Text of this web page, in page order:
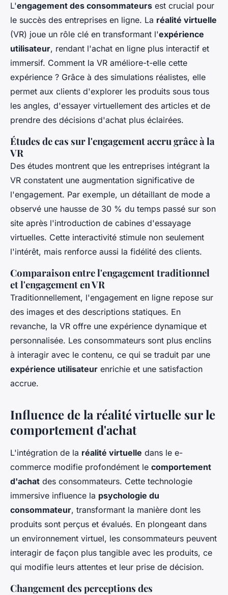
L'engagement des consommateurs est crucial pour
le succès des entreprises en ligne. La réalité virtuelle
(VR) joue un rôle clé en transformant l'expérience
utilisateur, rendant l'achat en ligne plus interactif et
immersif. Comment la VR améliore-t-elle cette
expérience ? Grâce à des simulations réalistes, elle
permet aux clients d'explorer les produits sous tous
les angles, d'essayer virtuellement des articles et de
prendre des décisions d'achat plus éclairées.
Études de cas sur l'engagement accru grâce à la
VR
Des études montrent que les entreprises intégrant la
VR constatent une augmentation significative de
l'engagement. Par exemple, un détaillant de mode a
observé une hausse de 30 % du temps passé sur son
site après l'introduction de cabines d'essayage
virtuelles. Cette interactivité stimule non seulement
l'intérêt, mais renforce aussi la fidélité des clients.
Comparaison entre l'engagement traditionnel
et l'engagement en VR
Traditionnellement, l'engagement en ligne repose sur
des images et des descriptions statiques. En
revanche, la VR offre une expérience dynamique et
personnalisée. Les consommateurs sont plus enclins
à interagir avec le contenu, ce qui se traduit par une
expérience utilisateur enrichie et une satisfaction
accrue.
Influence de la réalité virtuelle sur le
comportement d'achat
L'intégration de la réalité virtuelle dans le e-
commerce modifie profondément le comportement
d'achat des consommateurs. Cette technologie
immersive influence la psychologie du
consommateur, transformant la manière dont les
produits sont perçus et évalués. En plongeant dans
un environnement virtuel, les consommateurs peuvent
interagir de façon plus tangible avec les produits, ce
qui modifie leurs attentes et leur prise de décision.
Changement des perceptions des